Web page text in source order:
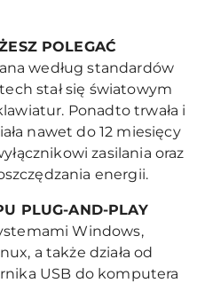
POLEGAĆ
według standardów
stał się światowym
Ponadto trwała i
nawet do 12 miesięcy
zasilania oraz
energii.
PLUG-AND-PLAY
Windows,
a także działa od
USB do komputera